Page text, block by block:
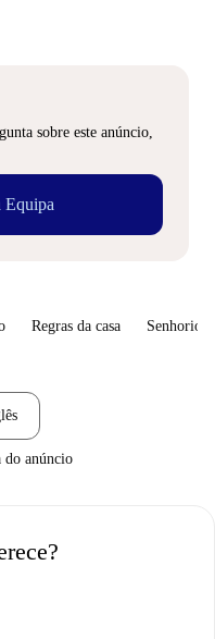
sobre este anúncio,
Equipa
Regras da casa Senhorio
do anúncio